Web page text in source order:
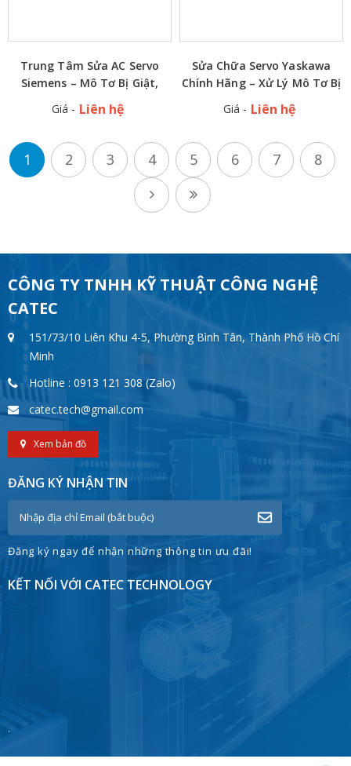
Trung Tâm Sửa AC Servo
Siemens – Mô Tơ Bị Giật,
Kỹ Sư Giỏi
Giá - Liên hệ
Sửa Chữa Servo Yaskawa
Chính Hãng – Xử Lý Mô Tơ Bị
Giá - Liên hệ
1 2 3 4 5 6 7 8
CÔNG TY TNHH KỸ THUẬT CÔNG NGHỆ
CATEC
151/73/10 Liên Khu 4-5, Phường Bình Tân, Thành Phố Hồ Chí
Minh
Hotline : 0913 121 308 (Zalo)
catec.tech@gmail.com
Xem bản đồ
ĐĂNG KÝ NHẬN TIN
Đăng ký ngay để nhận những thông tin ưu đãi!
KẾT NỐI VỚI CATEC TECHNOLOGY
.